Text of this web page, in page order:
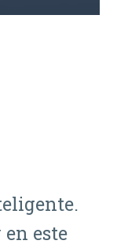
este